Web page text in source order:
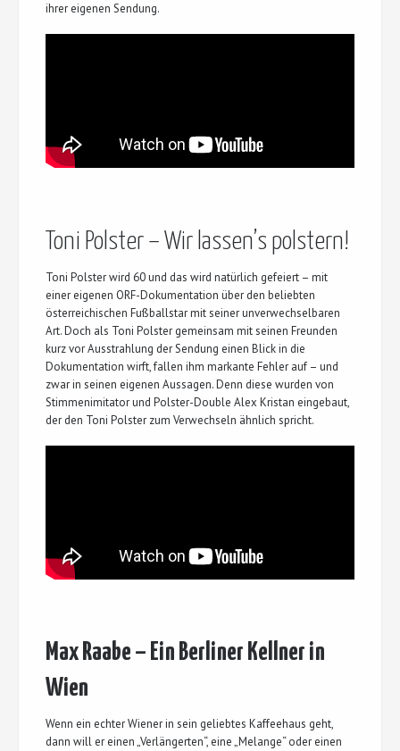
ihrer eigenen Sendung.
Toni Polster – Wir lassen’s polstern!
Toni Polster wird 60 und das wird natürlich gefeiert – mit
einer eigenen ORF-Dokumentation über den beliebten
österreichischen Fußballstar mit seiner unverwechselbaren
Art. Doch als Toni Polster gemeinsam mit seinen Freunden
kurz vor Ausstrahlung der Sendung einen Blick in die
Dokumentation wirft, fallen ihm markante Fehler auf – und
zwar in seinen eigenen Aussagen. Denn diese wurden von
Stimmenimitator und Polster-Double Alex Kristan eingebaut,
der den Toni Polster zum Verwechseln ähnlich spricht.
Max Raabe – Ein Berliner Kellner in
Wien
Wenn ein echter Wiener in sein geliebtes Kaffeehaus geht,
dann will er einen „Verlängerten“, eine „Melange“ oder einen